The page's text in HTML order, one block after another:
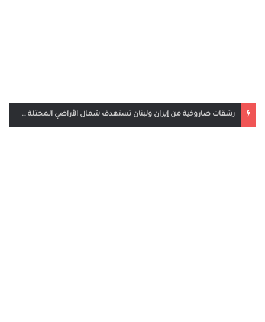
بث مباشر مباراة الأردن والإمارات في كأس العرب 2025